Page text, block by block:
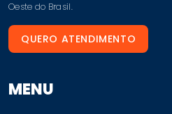
Documentos
Atendimento Especializado
SERVIÇOS